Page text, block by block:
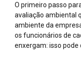
O primeiro passo
avaliação ambiental
ambiente da
os funcionários de
enxergam: isso pode